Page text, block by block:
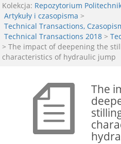
Kolekcja: Repozytorium
Artykuły i czasopisma >
Technical Transactions,
Technical Transactions 2018 >
> The impact of deepening the
characteristics of hydraulic jump
The